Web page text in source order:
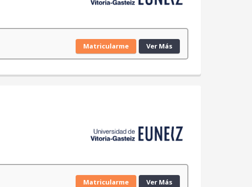
Matricularme Ver Más
Matricularme Ver Más